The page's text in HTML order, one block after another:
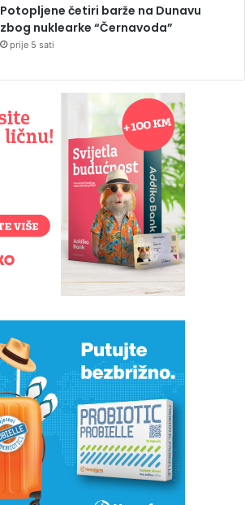
Potopljene četiri barže na Dunavu
zbog nuklearke “Černavoda”
prije 5 sati